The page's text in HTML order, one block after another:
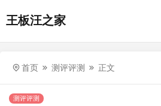
王板汪之家
首页 测评评测 正文
测评评测